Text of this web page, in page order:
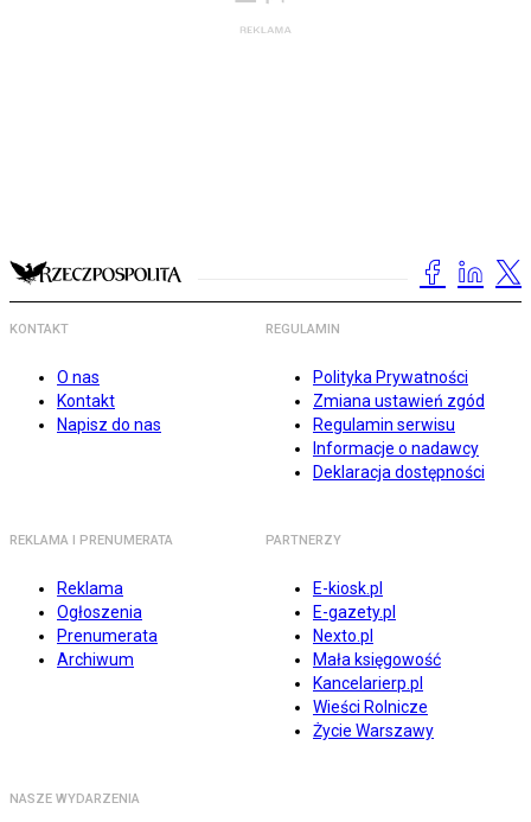
KONTAKT
O nas
Kontakt
Napisz do nas
REGULAMIN
Polityka Prywatności
Zmiana ustawień zgód
Regulamin serwisu
Informacje o nadawcy
Deklaracja dostępności
REKLAMA I PRENUMERATA
Reklama
Ogłoszenia
Prenumerata
Archiwum
PARTNERZY
E-kiosk.pl
E-gazety.pl
Nexto.pl
Mała księgowość
Kancelarierp.pl
Wieści Rolnicze
Życie Warszawy
NASZE WYDARZENIA